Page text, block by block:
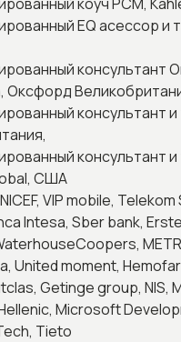
EQ асессор и
консультант
Оксфорд
консультант
консультант
США
VIP mobile,
Intesa, Sber bank,
United moment,
Getinge group, NIS,
Microsoft
Tieto